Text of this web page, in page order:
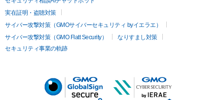
実在証明・盗聴対策
サイバー攻撃対策（GMOサイバーセキュリティ byイエラエ）
サイバー攻撃対策（GMO Flatt Security）
なりすまし対策
セキュリティ事業の軌跡